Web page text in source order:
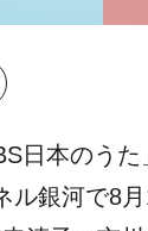
日本のうた
ル銀河で8